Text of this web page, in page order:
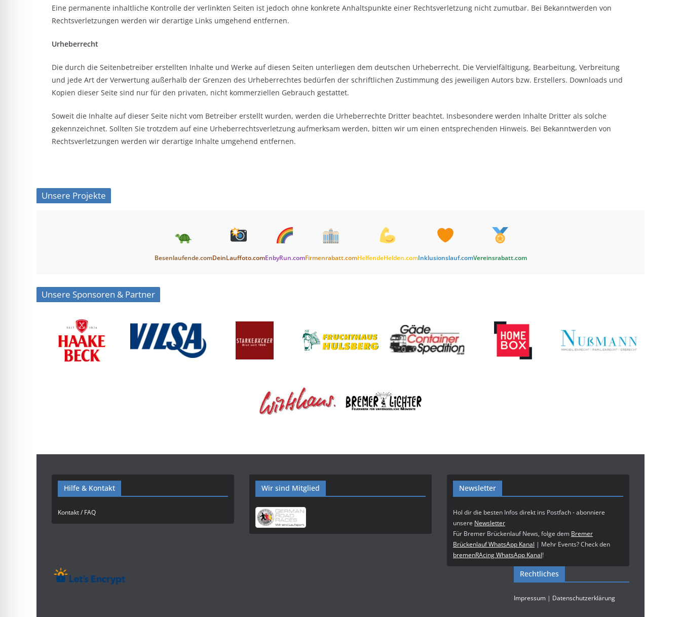
Eine permanente inhaltliche Kontrolle der verlinkten Seiten ist jedoch ohne konkrete Anhaltspunkte einer Rechtsverletzung nicht zumutbar. Bei Bekanntwerden von
Rechtsverletzungen werden wir derartige Links umgehend entfernen.
Urheberrecht
Die durch die Seitenbetreiber erstellten Inhalte und Werke auf diesen Seiten unterliegen dem deutschen Urheberrecht. Die Vervielfältigung, Bearbeitung, Verbreitung
und jede Art der Verwertung außerhalb der Grenzen des Urheberrechtes bedürfen der schriftlichen Zustimmung des jeweiligen Autors bzw. Erstellers. Downloads und
Kopien dieser Seite sind nur für den privaten, nicht kommerziellen Gebrauch gestattet.
Soweit die Inhalte auf dieser Seite nicht vom Betreiber erstellt wurden, werden die Urheberrechte Dritter beachtet. Insbesondere werden Inhalte Dritter als solche
gekennzeichnet. Sollten Sie trotzdem auf eine Urheberrechtsverletzung aufmerksam werden, bitten wir um einen entsprechenden Hinweis. Bei Bekanntwerden von
Rechtsverletzungen werden wir derartige Inhalte umgehend entfernen.
Unsere Projekte
Besenlaufende.comDeinLauffoto.comEnbyRun.comFirmenrabatt.comHelfendeHelden.comInklusionslauf.comVereinsrabatt.com
Unsere Sponsoren & Partner
Hilfe & Kontakt
Kontakt / FAQ
Wir sind Mitglied Newsletter
Hol dir die besten Infos direkt ins Postfach - abonniere
unsere Newsletter
Für Bremer Brückenlauf News, folge dem Bremer
Brückenlauf WhatsApp Kanal | Mehr Events? Check den
bremenRAcing WhatsApp Kanal!
Rechtliches
Impressum | Datenschutzerklärung